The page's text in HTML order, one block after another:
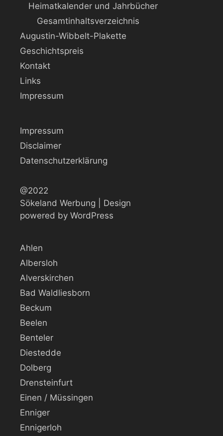
Heimatkalender und Jahrbücher
Gesamtinhaltsverzeichnis
Augustin-Wibbelt-Plakette
Geschichtspreis
Kontakt
Links
Impressum
Impressum
Disclaimer
Datenschutzerklärung
@2022
Sökeland Werbung | Design
powered by WordPress
Ahlen
Albersloh
Alverskirchen
Bad Waldliesborn
Beckum
Beelen
Benteler
Diestedde
Dolberg
Drensteinfurt
Einen / Müssingen
Enniger
Ennigerloh